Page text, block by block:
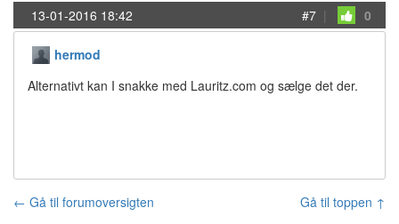
13-01-2016 18:42 #7 | 0
hermod
Alternativt kan I snakke med Lauritz.com og sælge det der.
← Gå til forumoversigten
Gå til toppen ↑